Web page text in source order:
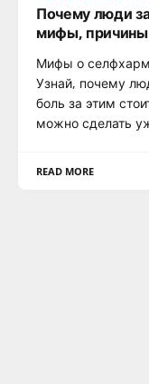
Почему люди
мифы,
Мифы о
Узнай, почему
боль за этим
можно сделать
READ MORE